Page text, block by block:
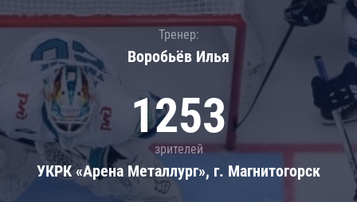
Тренер:
Воробьёв Илья
1253
зрителей
УКРК «Арена Металлург», г. Магнитогорск